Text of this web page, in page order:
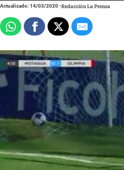
Actualizado: 14/03/2020-Redacción La Prensa